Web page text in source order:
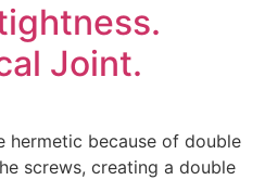
Joint.
hermetic because of double
screws, creating a double